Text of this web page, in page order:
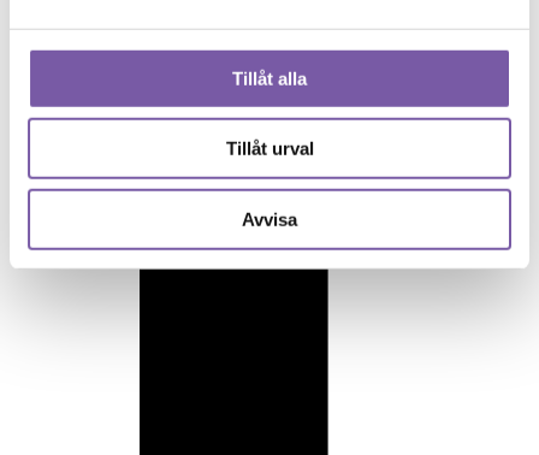
Tillåt alla
Tillåt urval
Avvisa